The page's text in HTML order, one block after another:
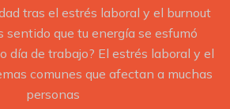
tras el estrés laboral y el burnout
sentido que tu energía se esfumó
día de trabajo? El estrés laboral y el
comunes que afectan a muchas
personas